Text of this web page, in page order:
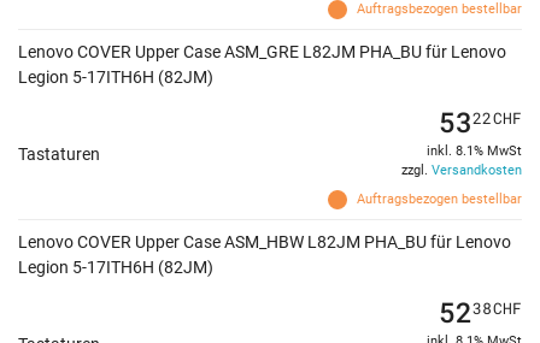
Auftragsbezogen bestellbar
Lenovo COVER Upper Case ASM_GRE L82JM PHA_BU für Lenovo
Legion 5-17ITH6H (82JM)
Tastaturen
Auftragsbezogen bestellbar
5322CHF
inkl. 8.1% MwSt
zzgl. Versandkosten
Lenovo COVER Upper Case ASM_HBW L82JM PHA_BU für Lenovo
Legion 5-17ITH6H (82JM)
5238CHF